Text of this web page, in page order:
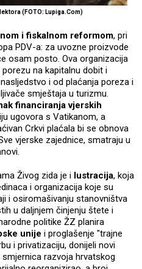
(FOTO: Lupiga.Com)
i fiskalnom reformom, pri
PDV-a: za uvozne proizvode
osam posto. Ova organizacija
na kapitalnu dobit i
i od plaćanja poreza i
smještaja u turizmu.
financiranja vjerskih
ugovora s Vatikanom, a
Crkvi plaćala bi se obnova
vjerske zajednice, smatraju u
Živog zida je i lustracija, koja
i organizacija koje su
i osiromašivanju stanovništva
u daljnjem činjenju štete i
politike ŽZ planira
unije i proglašenje "trajne
i privatizaciju, donijeli novi
razvoja hrvatskog